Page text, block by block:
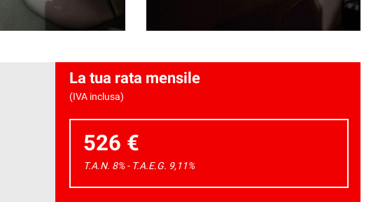
La tua rata mensile
(IVA inclusa)
526 €
T.A.N. 8% - T.A.E.G. 9,11%